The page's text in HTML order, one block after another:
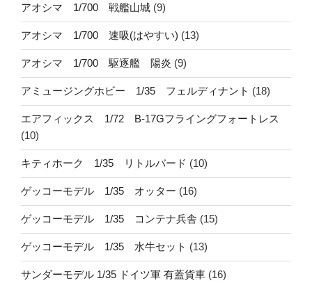
アオシマ 1/700 戦艦山城 (9)
アオシマ 1/700 速吸(はやすい) (13)
アオシマ 1/700 駆逐艦 陽炎 (9)
アミュージングホビー 1/35 フェルディナント (18)
エアフィックス 1/72 B-17Gフライングフォートレス
(10)
キティホーク 1/35 リトルバード (10)
ゲッコーモデル 1/35 オッター (16)
ゲッコーモデル 1/35 コンテナ兵舎 (15)
ゲッコーモデル 1/35 水牛セット (13)
サンダーモデル 1/35 ドイツ軍 有蓋貨車 (16)